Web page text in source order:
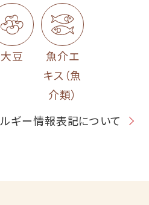
大豆
魚介エ
キス（魚
介類）
ギー情報表記について